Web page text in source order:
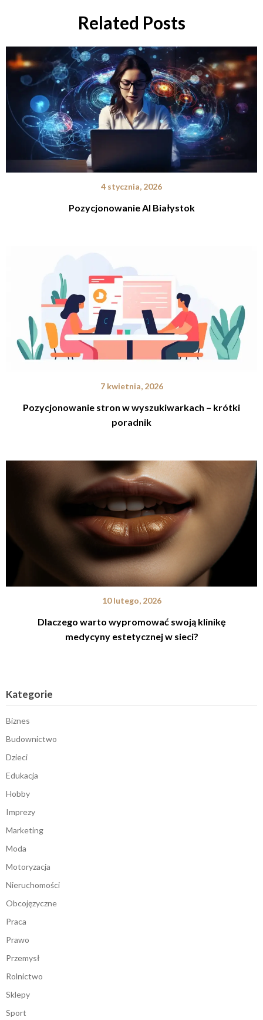
Related Posts
4 stycznia, 2026
Pozycjonowanie AI Białystok
7 kwietnia, 2026
Pozycjonowanie stron w wyszukiwarkach – krótki
poradnik
10 lutego, 2026
Dlaczego warto wypromować swoją klinikę
medycyny estetycznej w sieci?
Kategorie
Biznes
Budownictwo
Dzieci
Edukacja
Hobby
Imprezy
Marketing
Moda
Motoryzacja
Nieruchomości
Obcojęzyczne
Praca
Prawo
Przemysł
Rolnictwo
Sklepy
Sport